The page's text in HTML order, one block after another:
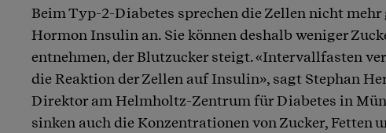
Beim Typ-2-Diabetes sprechen die Zellen nicht mehr
Hormon Insulin an. Sie können deshalb weniger
entnehmen, der Blutzucker steigt. «Intervallfasten
die Reaktion der Zellen auf Insulin», sagt Stephan
Direktor am Helmholtz-Zentrum für Diabetes in
sinken auch die Konzentrationen von Zucker, Fetten